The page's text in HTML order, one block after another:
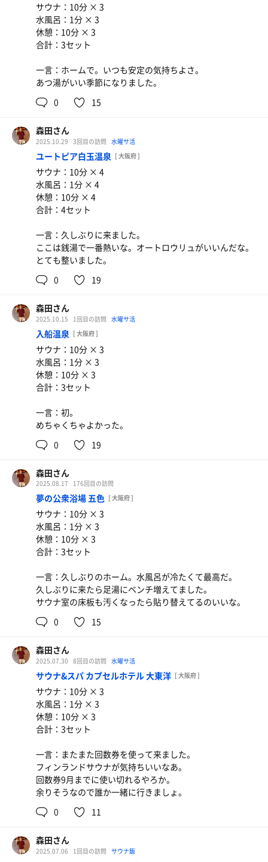
サウナ：10分 × 3
水風呂：1分 × 3
休憩：10分 × 3
合計：3セット
一言：ホームで。いつも安定の気持ちよさ。
あつ湯がいい季節になりました。
0
15
森田さん
2025.10.29 3回目の訪問 水曜サ活
ユートピア白玉温泉 [ 大阪府 ]
サウナ：10分 × 4
水風呂：1分 × 4
休憩：10分 × 4
合計：4セット
一言：久しぶりに来ました。
ここは銭湯で一番熱いな。オートロウリュがいいんだな。
とても整いました。
0
19
森田さん
2025.10.15 1回目の訪問 水曜サ活
入船温泉 [ 大阪府 ]
サウナ：10分 × 3
水風呂：1分 × 3
休憩：10分 × 3
合計：3セット
一言：初。
めちゃくちゃよかった。
0
19
森田さん
2025.08.17 176回目の訪問
夢の公衆浴場 五色 [ 大阪府 ]
サウナ：10分 × 3
水風呂：1分 × 3
休憩：10分 × 3
合計：3セット
一言：久しぶりのホーム。水風呂が冷たくて最高だ。
久しぶりに来たら足湯にベンチ増えてました。
サウナ室の床板も汚くなったら貼り替えてるのいいな。
0
15
森田さん
2025.07.30 8回目の訪問 水曜サ活
サウナ&スパ カプセルホテル 大東洋 [ 大阪府 ]
サウナ：10分 × 3
水風呂：1分 × 3
休憩：10分 × 3
合計：3セット
一言：またまた回数券を使って来ました。
フィンランドサウナが気持ちいいなあ。
回数券9月までに使い切れるやろか。
余りそうなので誰か一緒に行きましょ。
0
11
森田さん
2025.07.06 1回目の訪問 サウナ飯